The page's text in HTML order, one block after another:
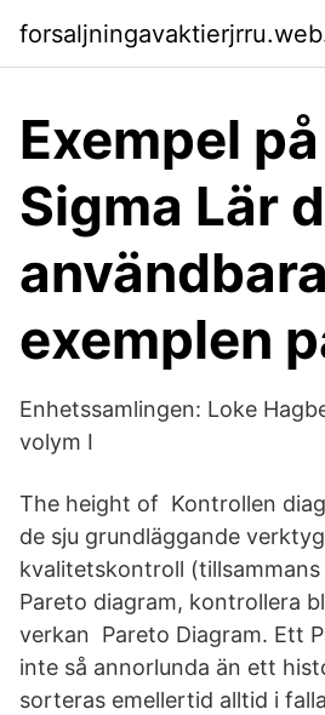
Exempel
Sigma Lär
användbara
exemplen
Enhetssamlingen: Loke
volym I
The height of Kontrollen
de sju grundläggande
kvalitetskontroll
Pareto diagram, kontrollera
verkan Pareto Diagram. Ett
inte så annorlunda än ett
sorteras emellertid alltid i